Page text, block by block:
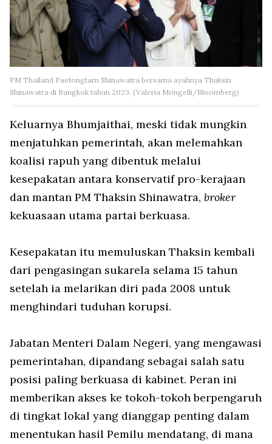
PM Thailand Paetongtarn Shinawatra bersama ayahnya Thaksin
Shinawatra di Bangkok tahun 2023. (Valeria Mongelli/Bloomberg)
Keluarnya Bhumjaithai, meski tidak mungkin
menjatuhkan pemerintah, akan melemahkan
koalisi rapuh yang dibentuk melalui
kesepakatan antara konservatif pro-kerajaan
dan mantan PM Thaksin Shinawatra, broker
kekuasaan utama partai berkuasa.
Kesepakatan itu memuluskan Thaksin kembali
dari pengasingan sukarela selama 15 tahun
setelah ia melarikan diri pada 2008 untuk
menghindari tuduhan korupsi.
Jabatan Menteri Dalam Negeri, yang mengawasi
pemerintahan, dipandang sebagai salah satu
posisi paling berkuasa di kabinet. Peran ini
memberikan akses ke tokoh-tokoh berpengaruh
di tingkat lokal yang dianggap penting dalam
menentukan hasil Pemilu mendatang, di mana